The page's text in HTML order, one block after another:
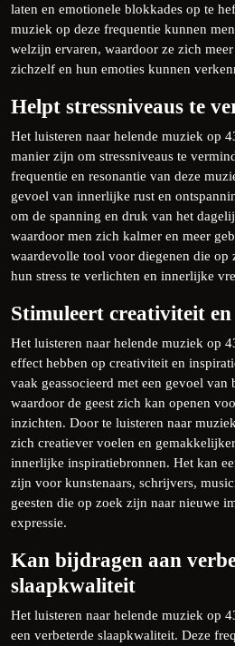
laten en emotionele blokkades op te
muziek op deze frequentie kunnen
welzijn ervaren, waardoor ze zich
zichzelf en hun emoties kunnen
Helpt stressniveaus te
Het luisteren naar helende muziek op
manier zijn om stressniveaus te
frequentie en resonantie van deze
gevoel van innerlijke rust en
om de spanning en druk van het
waardoor men zich kalmer en meer
waardevolle tool voor diegenen die op
hun stress te verlichten en innerlijke
Stimuleert creativiteit
Het luisteren naar helende muziek op
effect hebben op creativiteit en
vaak geassocieerd met een gevoel van
waardoor de geest zich kan openen
inzichten. Door te luisteren naar
zich creatiever voelen en
innerlijke inspiratiebronnen. Het kan
zijn voor kunstenaars, schrijvers,
geesten die op zoek zijn naar nieuwe
expressie.
Kan bijdragen aan
slaapkwaliteit
Het luisteren naar helende muziek op
een verbeterde slaapkwaliteit. Deze